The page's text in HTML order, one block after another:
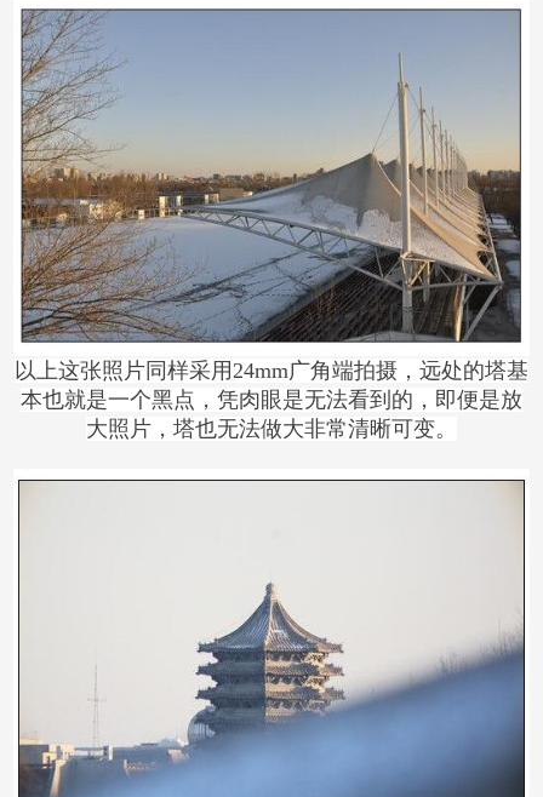
以上这张照片同样采用24mm广角端拍摄，远处的塔基
本也就是一个黑点，凭肉眼是无法看到的，即便是放
大照片，塔也无法做大非常清晰可变。